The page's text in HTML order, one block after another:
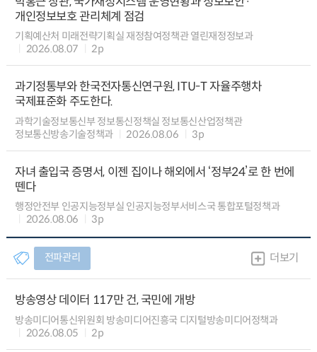
개인정보보호 관리체계 점검
기획예산처 미래전략기획실 재정참여정책관 열린재정정보과
2026.08.07
2p
과기정통부와 한국전자통신연구원, ITU-T 자율주행차
국제표준화 주도한다.
과학기술정보통신부 정보통신정책실 정보통신산업정책관
정보통신방송기술정책과
2026.08.06 3p
자녀 출입국 증명서, 이젠 집이나 해외에서 ‘정부24’로 한 번에
뗀다
행정안전부 인공지능정부실 인공지능정부서비스국 통합포털정책과
2026.08.06
3p
전파관리 더보기
방송영상 데이터 117만 건, 국민에 개방
방송미디어통신위원회 방송미디어진흥국 디지털방송미디어정책과
2026.08.05
2p